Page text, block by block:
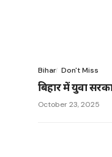
Bihar Don't Miss
बिहार में युवा
October 23, 2025